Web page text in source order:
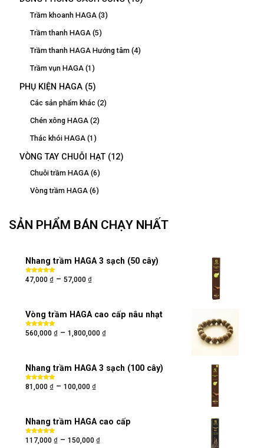
Trầm khoanh HAGA (3)
Trầm thanh HAGA (5)
Trầm thanh HAGA Hướng tâm (4)
Trầm vụn HAGA (1)
PHỤ KIỆN HAGA (5)
Các sản phẩm khác (2)
Chén xông HAGA (2)
Thác khói HAGA (1)
VÒNG TAY CHUỖI HẠT (12)
Chuỗi trầm HAGA (6)
Vòng trầm HAGA (6)
SẢN PHẨM BÁN CHẠY NHẤT
Nhang trầm HAGA 3 sạch (50 cây)
Được xếp
hạng 5.005
47,000 ₫ – 57,000 ₫
Vòng trầm HAGA cao cấp nâu nhạt
Được xếp
hạng5.005
560,000 ₫ – 1,800,000 ₫
Nhang trầm HAGA 3 sạch (100 cây)
Được xếp
hạng 5.005
81,000 ₫ – 100,000 ₫
Nhang trầm HAGA cao cấp
Được xếp
hạng5.005
117,000 ₫ – 150,000 ₫